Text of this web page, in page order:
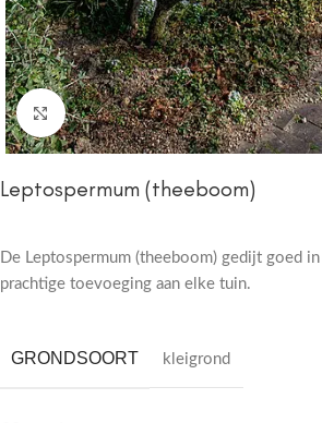
Click to enlarge
Leptospermum (theeboom)
De Leptospermum (theeboom) gedijt goed
prachtige toevoeging aan elke tuin.
GRONDSOORT kleigrond